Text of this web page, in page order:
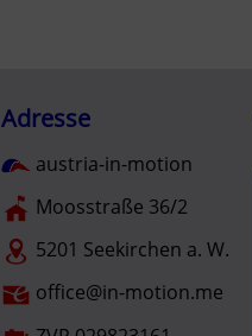
Adresse
austria-in-motion
Moosstraße 36/2
5201 Seekirchen a. W.
office@in-motion.me